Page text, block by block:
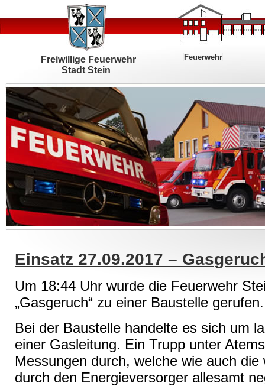
Freiwillige Feuerwehr
Stadt Stein
Feuerwehr
Einsatz 27.09.2017 –
Um 18:44 Uhr wurde die Feuerwehr
„Gasgeruch“ zu einer Baustelle gerufen.
Bei der Baustelle handelte es sich um
einer Gasleitung. Ein Trupp unter
Messungen durch, welche wie auch
durch den Energieversorger allesamt